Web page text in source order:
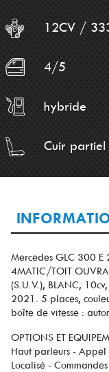
12CV /
4/5
hybride
Cuir partiel
Mercedes GLC 300 E
4MATIC/TOIT
(S.U.V.), BLANC,
2021. 5 places,
boîte de vitesse :
OPTIONS ET
Haut parleurs - Appel
Localisé -